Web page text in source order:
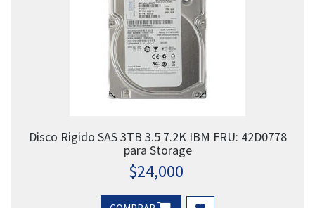
Disco Rigido SAS 3TB 3.5 7.2K IBM FRU: 42D0778
para Storage
$24,000